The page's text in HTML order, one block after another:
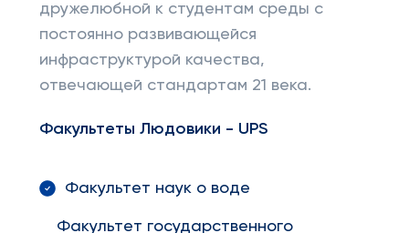
дружелюбной к студентам среды с
постоянно развивающейся
инфраструктурой качества,
отвечающей стандартам 21 века.
Факультеты Людовики - UPS
Факультет наук о воде
Факультет государственного